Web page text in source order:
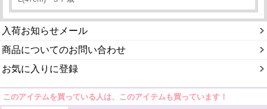
入荷お知らせメール
商品についてのお問い合わせ
お気に入りに登録
このアイテムを買っている人は、このアイテムも買っています！